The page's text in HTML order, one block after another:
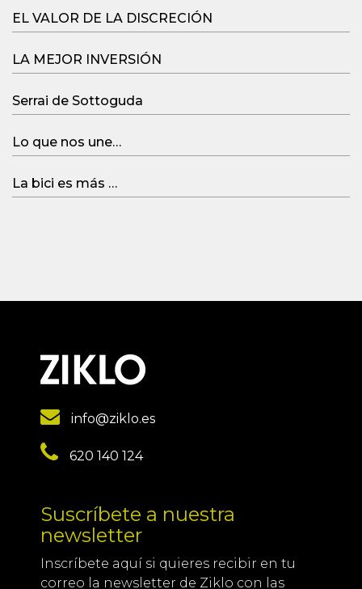
EL VALOR DE LA DISCRECIÓN
LA MEJOR INVERSIÓN
Serrai de Sottoguda
Lo que nos une…
La bici es más …
info@ziklo.es
620 140 124
Suscríbete a nuestra
newsletter
Inscríbete aquí si quieres recibir en tu
correo la newsletter de Ziklo con las